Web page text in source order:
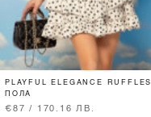
PLAYFUL ELEGANCE RUFFLES
ПОЛА
€87 / 170.16 ЛВ.